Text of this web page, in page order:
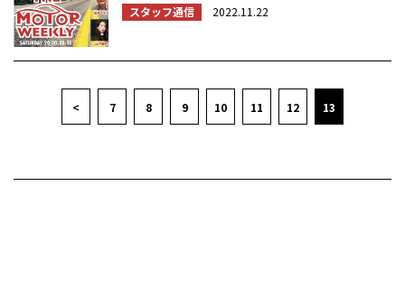
スタッフ通信 2022.11.22
< 7 8 9 10 11 12 13